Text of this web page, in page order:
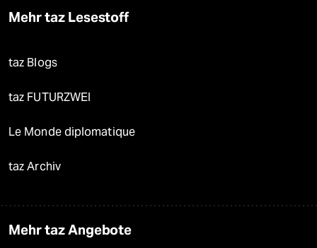
Mehr taz Lesestoff
taz Blogs
taz FUTURZWEI
Le Monde diplomatique
taz Archiv
Mehr taz Angebote